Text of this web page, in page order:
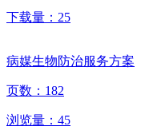
下载量： 25
病媒生物防治服务方案
页数： 182
浏览量： 45